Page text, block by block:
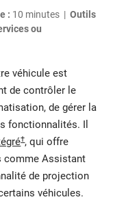
: 10 minutes |Outils
ou
véhicule est
de contrôler le
de gérer la
fonctionnalités. Il
†, qui offre
comme Assistant
de projection
véhicules.